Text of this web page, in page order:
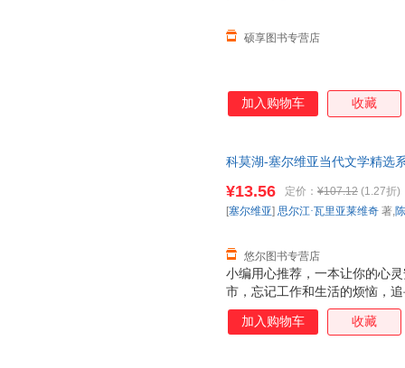
硕享图书专营店
加入购物车 收藏
科莫湖-塞尔维亚当代文学精选
小编用心推荐，一本让你的心
市，忘记工作和生活的烦恼，
鼓励读者亲近大自然，与自然
人生的快乐
¥13.56 定价： ¥107.12 (1.27折)
悠尔图书专营店
[塞尔维亚] 思尔江·瓦里亚莱维奇 著,
加入购物车 收藏